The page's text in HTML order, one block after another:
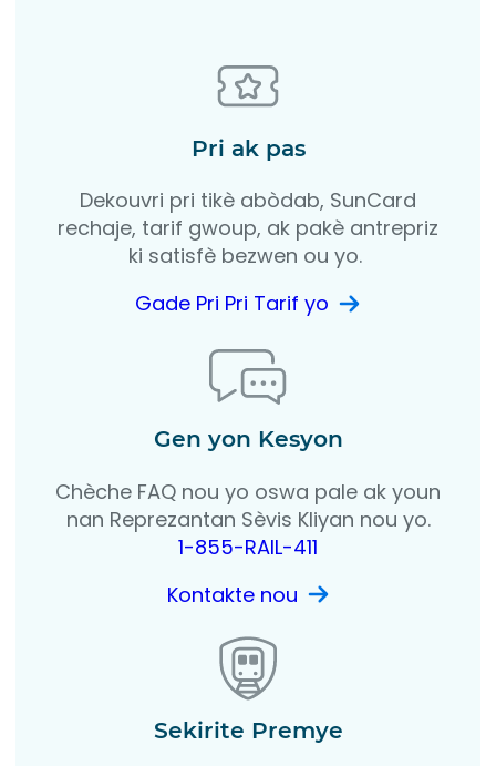
Pri ak pas
Dekouvri pri tikè abòdab, SunCard
rechaje, tarif gwoup, ak pakè antrepriz
ki satisfè bezwen ou yo.
Gade Pri Pri Tarif yo
Gen yon Kesyon
Chèche FAQ nou yo oswa pale ak youn
nan Reprezantan Sèvis Kliyan nou yo.
1-855-RAIL-411
Kontakte nou
Sekirite Premye